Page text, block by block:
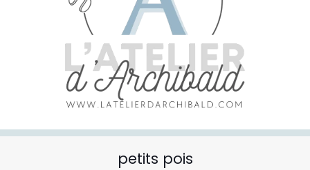
petits pois